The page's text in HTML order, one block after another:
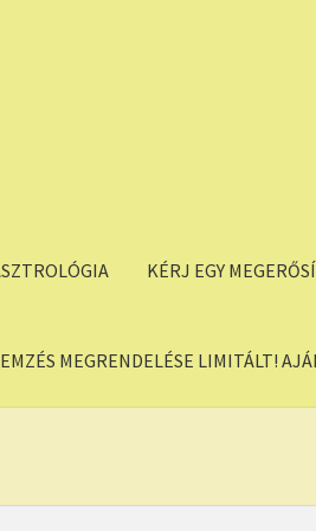
KÉRJ EGY
MEGRENDELÉSE LIMITÁLT!